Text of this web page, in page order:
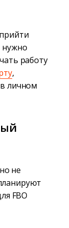
нужно
работу
,
личном
не
FBO